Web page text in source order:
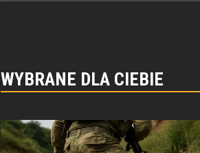
WYBRANE DLA CIEBIE